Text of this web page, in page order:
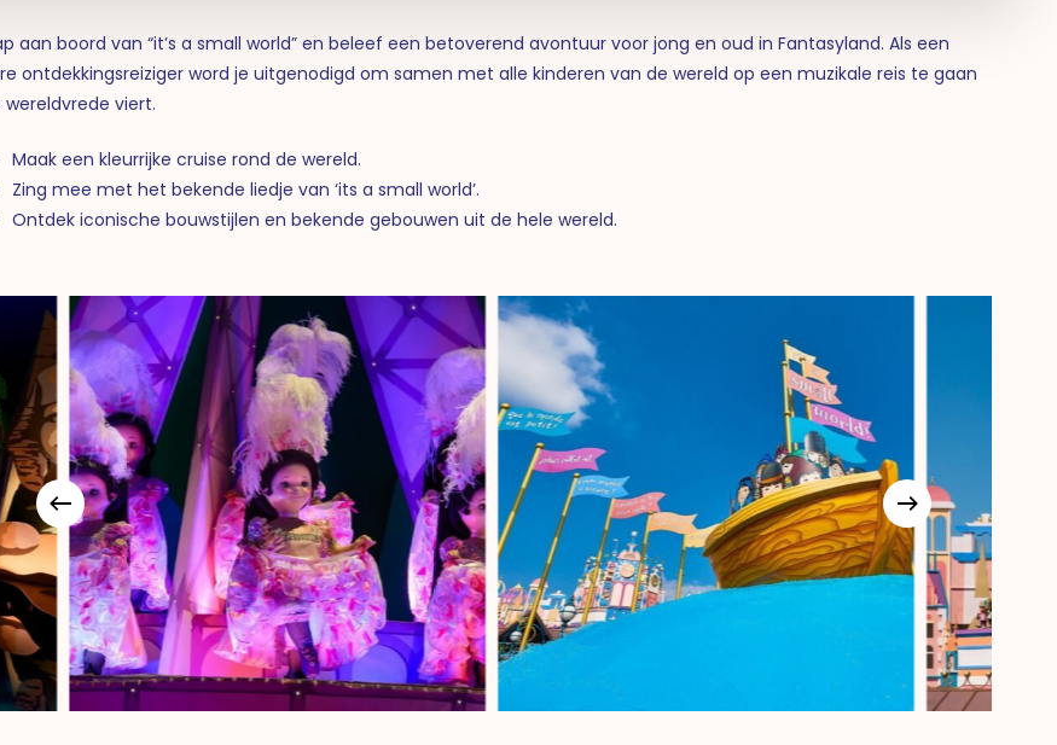
aan boord van “it’s a small world” en beleef een betoverend avontuur voor jong en oud in Fantasyland. Als een
ontdekkingsreiziger word je uitgenodigd om samen met alle kinderen van de wereld op een muzikale reis te gaan
wereldvrede viert.
Maak een kleurrijke cruise rond de wereld.
Zing mee met het bekende liedje van ‘its a small world’.
Ontdek iconische bouwstijlen en bekende gebouwen uit de hele wereld.